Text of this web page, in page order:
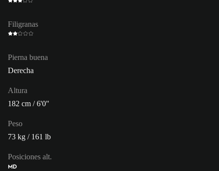
Filigranas
Pierna buena
Derecha
Altura
182 cm / 6'0"
Peso
73 kg / 161 lb
Posiciones alt.
MD